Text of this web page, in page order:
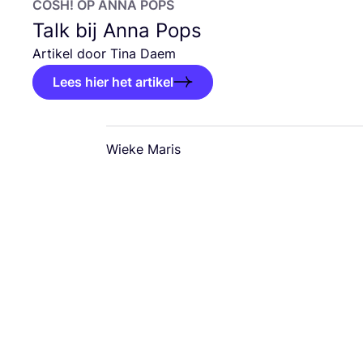
COSH! OP ANNA POPS
Talk bij Anna Pops
Arti­kel door Tina Daem
Lees hier het artikel
Wieke Maris